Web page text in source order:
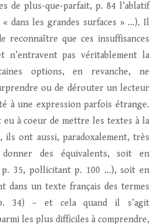
de plus-que-parfait, p. 84 l’ablatif
dans les grandes surfaces » …). Il
reconnaître que ces insuffisances
n’entravent pas véritablement la
options, en revanche, ne
ou de dérouter un lecteur
à une expression parfois étrange.
à coeur de mettre les textes à la
ont aussi, paradoxalement, très
des équivalents, soit en
p. 35, pollicitant p. 100 …), soit en
dans un texte français des termes
34) – et cela quand il s’agit
les plus difficiles à comprendre,